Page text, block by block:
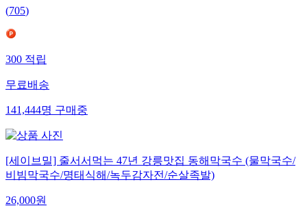
(705)
300 적립
무료배송
141,444명 구매중
[세이브밀] 줄서서먹는 47년 강릉맛집 동해막국수 (물막국수/
비빔막국수/명태식해/녹두감자전/순살족발)
26,000원